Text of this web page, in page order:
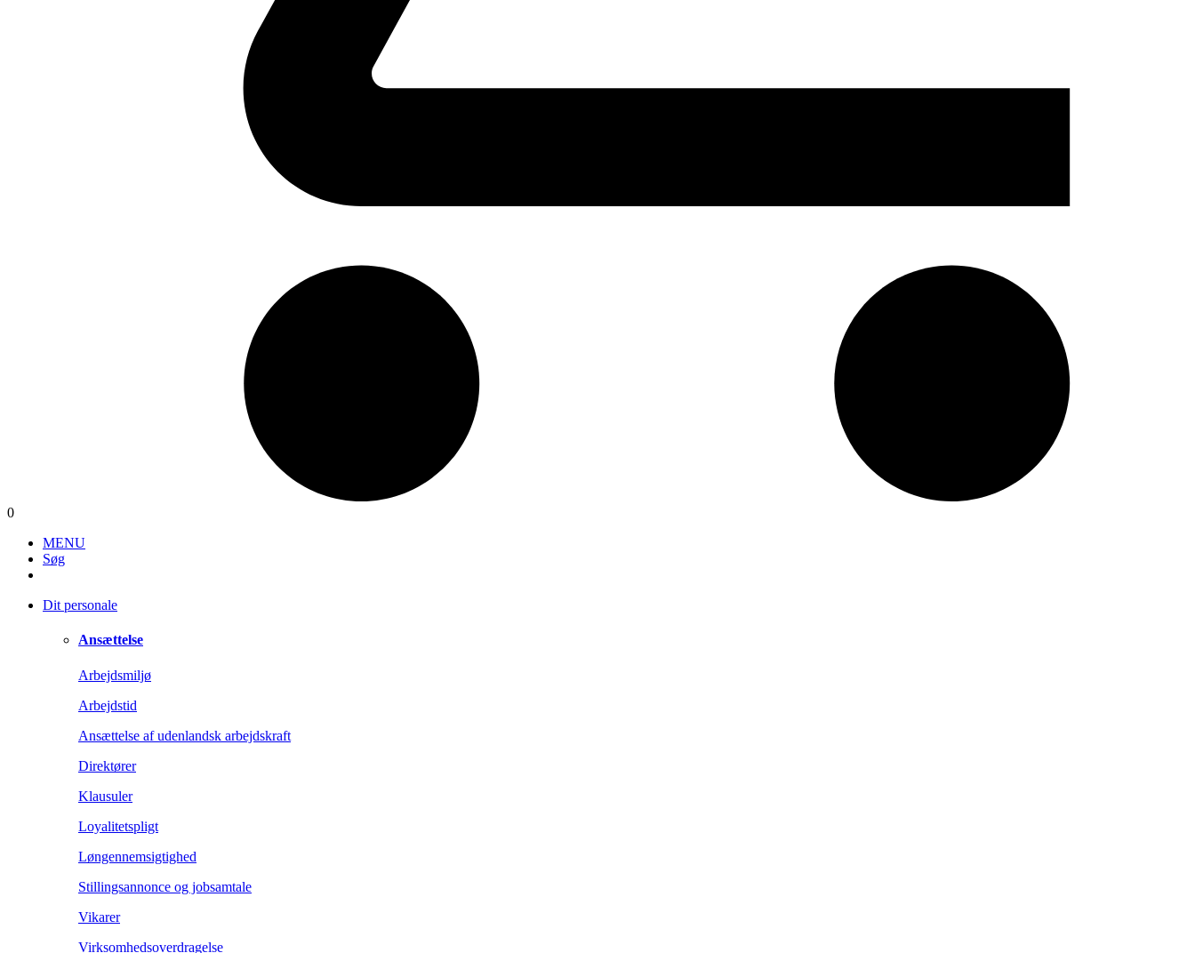
0
MENU
Søg
Dit personale
Ansættelse
Arbejdsmiljø
Arbejdstid
Ansættelse af udenlandsk arbejdskraft
Direktører
Klausuler
Loyalitetspligt
Løngennemsigtighed
Stillingsannonce og jobsamtale
Vikarer
Virksomhedsoverdragelse